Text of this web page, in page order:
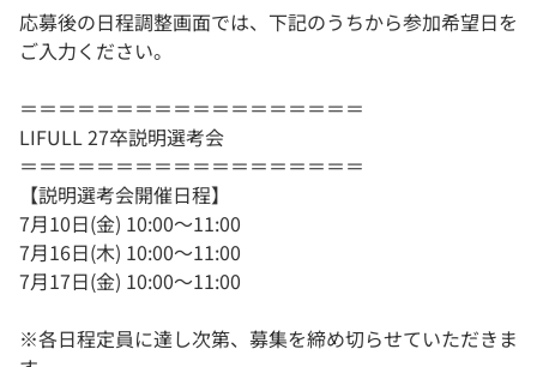
応募後の日程調整画面では、下記のうちから参加希望日を
ご入力ください。
＝＝＝＝＝＝＝＝＝＝＝＝＝＝＝＝＝＝
LIFULL 27卒説明選考会
＝＝＝＝＝＝＝＝＝＝＝＝＝＝＝＝＝＝
【説明選考会開催日程】
7月10日(金) 10:00～11:00
7月16日(木) 10:00～11:00
7月17日(金) 10:00～11:00
※各日程定員に達し次第、募集を締め切らせていただきま